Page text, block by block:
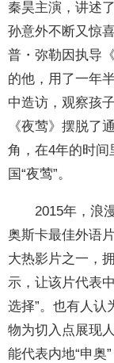
秦昊主演，讲述
孙意外不断又惊
普・弥勒因执导
的他，用了一年
中造访，观察孩
《夜莺》摆脱了
角，在4年的时间
国“夜莺”。
2015年，浪漫
奥斯卡最佳外语
大热影片之一，
示，让该片代表
选择”。也有人认
物为切入点展现
能代表内地“申奥